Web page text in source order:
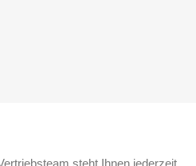
steht Ihnen jederzeit